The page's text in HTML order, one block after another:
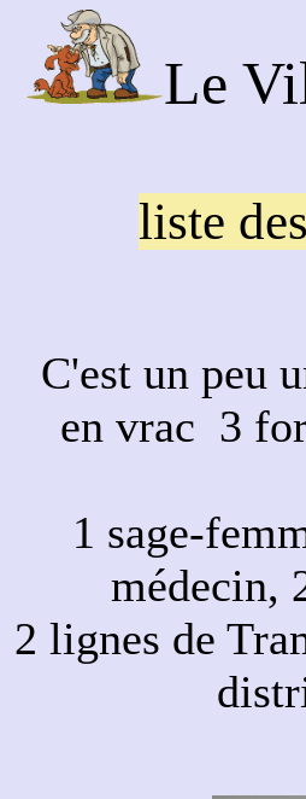
Le
liste
C'est un peu
en vrac 3
1 sage-
médecin,
2 lignes de